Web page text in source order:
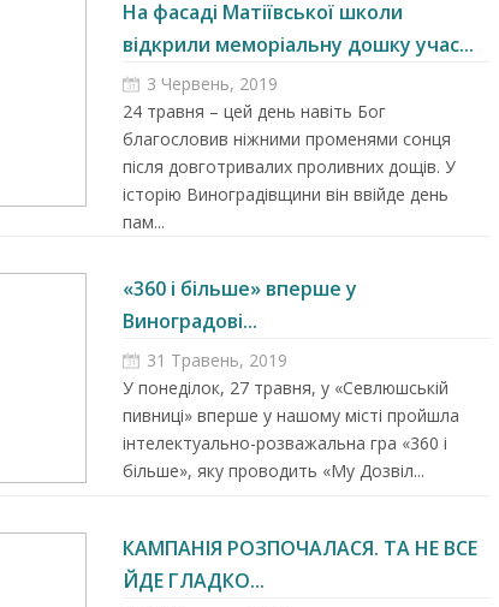
На фасаді Матіївської школи
відкрили меморіальну дошку учас...
3 Червень, 2019
24 травня – цей день навіть Бог
благословив ніжними променями сонця
після довготривалих проливних дощів. У
історію Виноградівщини він ввійде день
пам...
«360 і більше» вперше у
Виноградові...
31 Травень, 2019
У понеділок, 27 травня, у «Севлюшській
пивниці» вперше у нашому місті пройшла
інтелектуально-розважальна гра «360 і
більше», яку проводить «My Дозвіл...
КАМПАНІЯ РОЗПОЧАЛАСЯ. ТА НЕ ВСЕ
ЙДЕ ГЛАДКО...
Виноградівські борці –
найкращі...